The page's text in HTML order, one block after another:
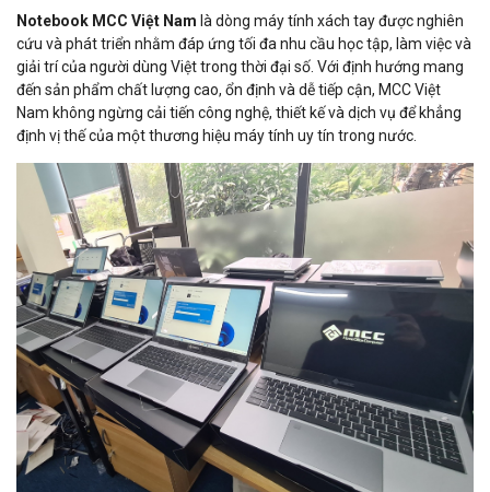
Notebook MCC Việt Nam là dòng máy tính xách tay được nghiên
cứu và phát triển nhằm đáp ứng tối đa nhu cầu học tập, làm việc và
giải trí của người dùng Việt trong thời đại số. Với định hướng mang
đến sản phẩm chất lượng cao, ổn định và dễ tiếp cận, MCC Việt
Nam không ngừng cải tiến công nghệ, thiết kế và dịch vụ để khẳng
định vị thế của một thương hiệu máy tính uy tín trong nước.